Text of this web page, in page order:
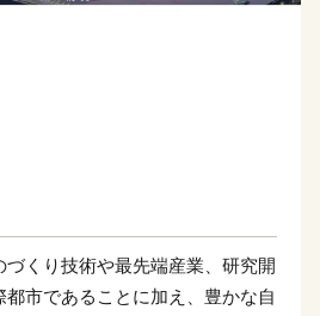
づくり技術や最先端産業、研究開
市であることに加え、豊かな自